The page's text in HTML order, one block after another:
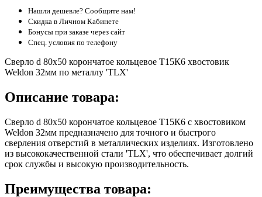
Нашли дешевле? Сообщите нам!
Скидка в Личном Кабинете
Бонусы при заказе через сайт
Спец. условия по телефону
Сверло d 80х50 корончатое кольцевое Т15К6 хвостовик
Weldon 32мм по металлу 'TLX'
Описание товара:
Сверло d 80х50 корончатое кольцевое Т15К6 с хвостовиком
Weldon 32мм предназначено для точного и быстрого
сверления отверстий в металлических изделиях. Изготовлено
из высококачественной стали 'TLX', что обеспечивает долгий
срок службы и высокую производительность.
Преимущества товара: